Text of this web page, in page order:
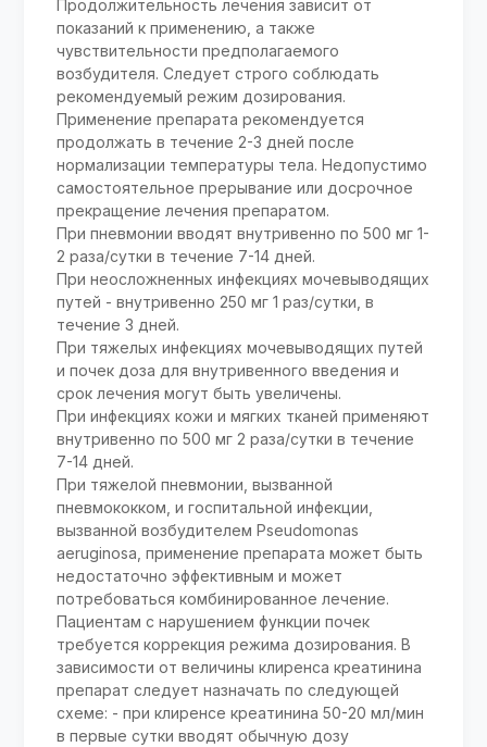
Продолжительность лечения зависит от
показаний к применению, а также
чувствительности предполагаемого
возбудителя. Следует строго соблюдать
рекомендуемый режим дозирования.
Применение препарата рекомендуется
продолжать в течение 2-3 дней после
нормализации температуры тела. Недопустимо
самостоятельное прерывание или досрочное
прекращение лечения препаратом.
При пневмонии вводят внутривенно по 500 мг 1-
2 раза/сутки в течение 7-14 дней.
При неосложненных инфекциях мочевыводящих
путей - внутривенно 250 мг 1 раз/сутки, в
течение 3 дней.
При тяжелых инфекциях мочевыводящих путей
и почек доза для внутривенного введения и
срок лечения могут быть увеличены.
При инфекциях кожи и мягких тканей применяют
внутривенно по 500 мг 2 раза/сутки в течение
7-14 дней.
При тяжелой пневмонии, вызванной
пневмококком, и госпитальной инфекции,
вызванной возбудителем Pseudomonas
aeruginosa, применение препарата может быть
недостаточно эффективным и может
потребоваться комбинированное лечение.
Пациентам с нарушением функции почек
требуется коррекция режима дозирования. В
зависимости от величины клиренса креатинина
препарат следует назначать по следующей
схеме: - при клиренсе креатинина 50-20 мл/мин
в первые сутки вводят обычную дозу